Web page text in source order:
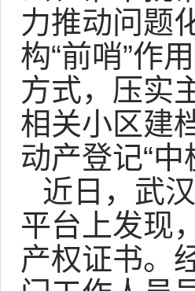
力推动问题
构“前哨”作
方式，压实
相关小区建
动产登记“中
近日，武
平台上发现
产权证书。